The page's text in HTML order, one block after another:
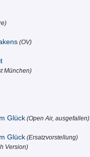
(OV)
München)
Glück (Open Air, ausgefallen)
Glück (Ersatzvorstellung)
Version)